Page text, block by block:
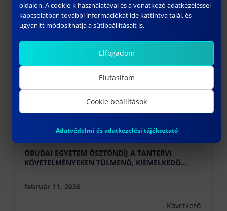
TAGOZATA ÜNNEPI DÍJÁTADÓ ÜLÉSE
január 23, 2026
ÓBUDAI EGYETEM ÖSZTÖNDÍJ A TANTERVI
KÖVETELMÉNYEKEN TÚLMENŐ, KIEMELKEDŐ
ÉS KÖZÉLETI TEVÉKENYSÉGÉRT
február 11, 2026
Következő
oldalon. A cookie-k használatával és a vonatkozó adatkezeléssel
kapcsolatban további információkat ide kattintva talál, és
ugyanitt módosíthatja a sütibeállításait is.
Elfogadom
Elutasítom
Cookie beállítások
Adatvédelmi és adatkezelési tájékoztató